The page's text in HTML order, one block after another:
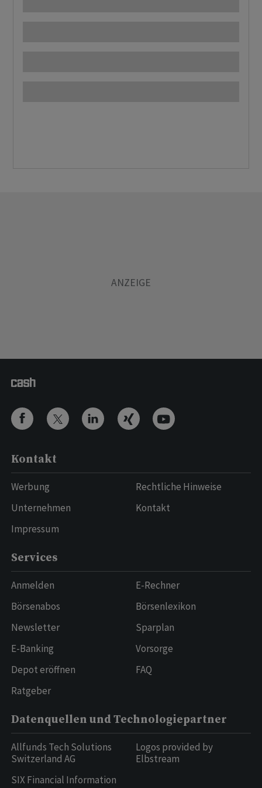
Kontakt
Werbung
Unternehmen
Impressum
Rechtliche Hinweise
Kontakt
Services
Anmelden
Börsenabos
Newsletter
E-Banking
Depot eröffnen
Ratgeber
E-Rechner
Börsenlexikon
Sparplan
Vorsorge
FAQ
Datenquellen und Technologiepartner
Allfunds Tech Solutions
Switzerland AG
SIX Financial Information
Logos provided by
Elbstream